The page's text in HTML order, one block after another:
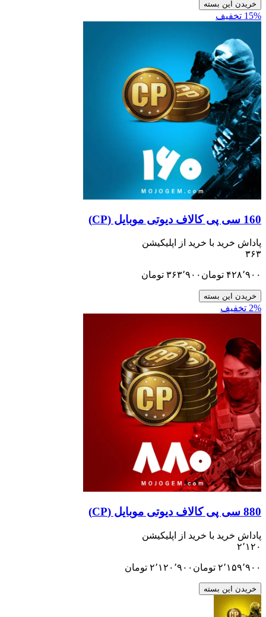
بسته
با خرید از اپلیکیشن
تومان۳۶۳٬۹۰۰تومان
بسته
با خرید از اپلیکیشن
تومان۲٬۱۲۰٬۹۰۰ تومان
بسته